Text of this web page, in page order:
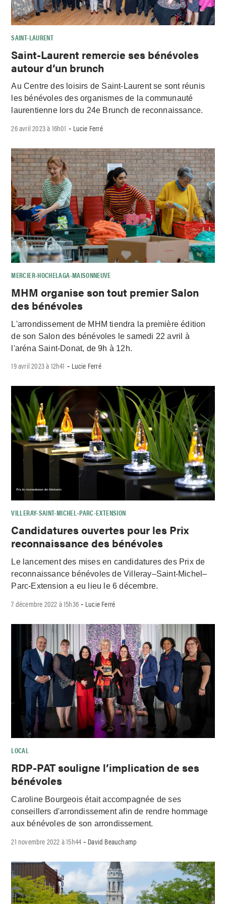
SAINT-LAURENT
Saint-Laurent remercie ses bénévoles
autour d’un brunch
Au Centre des loisirs de Saint-Laurent se sont réunis
les bénévoles des organismes de la communauté
laurentienne lors du 24e Brunch de reconnaissance.
26 avril 2023 à 16h01 - Lucie Ferré
MERCIER-HOCHELAGA-MAISONNEUVE
MHM organise son tout premier Salon
des bénévoles
L'arrondissement de MHM tiendra la première édition
de son Salon des bénévoles le samedi 22 avril à
l'aréna Saint-Donat, de 9h à 12h.
19 avril 2023 à 12h41 - Lucie Ferré
VILLERAY–SAINT-MICHEL–PARC-EXTENSION
Candidatures ouvertes pour les Prix
reconnaissance des bénévoles
Le lancement des mises en candidatures des Prix de
reconnaissance bénévoles de Villeray–Saint-Michel–
Parc-Extension a eu lieu le 6 décembre.
7 décembre 2022 à 15h36 - Lucie Ferré
LOCAL
RDP-PAT souligne l’implication de ses
bénévoles
Caroline Bourgeois était accompagnée de ses
conseillers d'arrondissement afin de rendre hommage
aux bénévoles de son arrondissement.
21 novembre 2022 à 15h44 - David Beauchamp